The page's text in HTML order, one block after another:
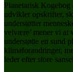
Planetarisk
udvikler opskrifter,
understøtter
velvære’ mener vi at
understøtte en sund
klimaforandringer,
leder efter store